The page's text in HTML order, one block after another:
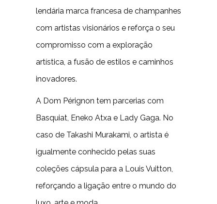
lendária marca francesa de champanhes
com artistas visionários e reforça o seu
compromisso com a exploração
artística, a fusão de estilos e caminhos
inovadores.
A Dom Pérignon tem parcerias com
Basquiat, Eneko Atxa e Lady Gaga. No
caso de Takashi Murakami, o artista é
igualmente conhecido pelas suas
coleções cápsula para a Louis Vuitton,
reforçando a ligação entre o mundo do